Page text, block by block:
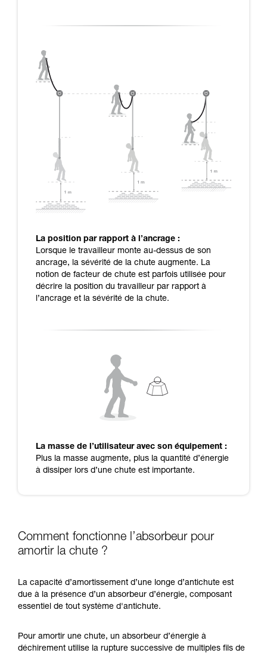
La position par rapport à l’ancrage :
Lorsque le travailleur monte au-dessus de son
ancrage, la sévérité de la chute augmente. La
notion de facteur de chute est parfois utilisée pour
décrire la position du travailleur par rapport à
l’ancrage et la sévérité de la chute.
La masse de l’utilisateur avec son équipement :
Plus la masse augmente, plus la quantité d’énergie
à dissiper lors d’une chute est importante.
Comment fonctionne l’absorbeur pour
amortir la chute ?
La capacité d’amortissement d’une longe d’antichute est
due à la présence d’un absorbeur d’énergie, composant
essentiel de tout système d'antichute.
Pour amortir une chute, un absorbeur d’énergie à
déchirement utilise la rupture successive de multiples fils de